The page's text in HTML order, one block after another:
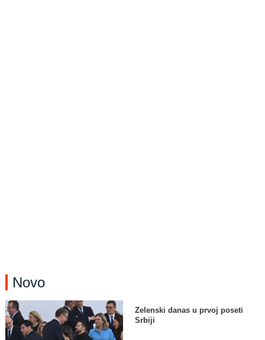
Novo
Zelenski danas u prvoj poseti
Srbiji